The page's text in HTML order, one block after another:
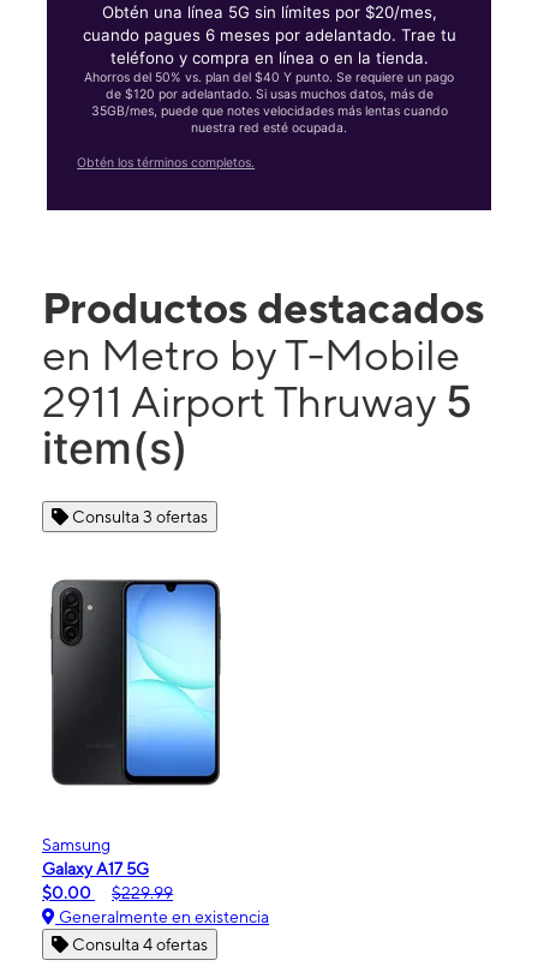
Obtén una línea 5G sin límites por $20/mes,
cuando pagues 6 meses por adelantado. Trae tu
teléfono y compra en línea o en la tienda.
Ahorros del 50% vs. plan del $40 Y punto. Se requiere un pago
de $120 por adelantado. Si usas muchos datos, más de
35GB/mes, puede que notes velocidades más lentas cuando
nuestra red esté ocupada.
Obtén los términos completos.
Productos destacados
en Metro by T-Mobile
2911 Airport Thruway 5
item(s)
Consulta 3 ofertas
Samsung
Galaxy A17 5G
$0.00
$229.99
Generalmente en existencia
Consulta 4 ofertas